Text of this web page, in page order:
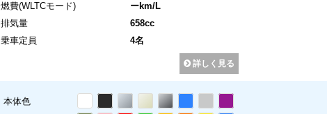
燃費(WLTCモード)
ーkm/L
排気量
658cc
乗車定員
4名
詳しく見る
本体色